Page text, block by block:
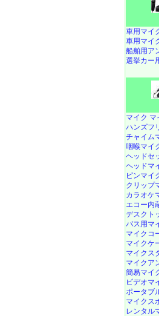
車用マイ
車用マイ
船舶用ア
選挙カー
マイク マ
ハンズフ
チャイム
咽喉マイ
ヘッドセ
ヘッドマ
ピンマイ
クリップ
カラオケ
エコー内
デスクト
バス用マ
マイクコ
マイクケ
マイクス
マイクア
簡易マイ
ビデオマ
ポータブ
マイクス
レンタル